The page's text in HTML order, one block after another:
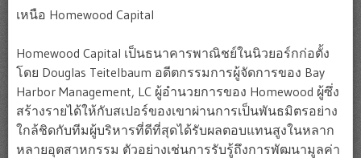
เหนือ Homewood Capital
Homewood Capital เป็นธนาคารพาณิชย์ในนิวยอร์กก่อตั้ง
โดย Douglas Teitelbaum อดีตกรรมการผู้จัดการของ Bay
Harbor Management, LC ผู้อำนวยการของ Homewood ผู้ซึ่ง
สร้างรายได้ให้กับสเปอร์ของเขาผ่านการเป็นพันธมิตรอย่าง
ใกล้ชิดกับทีมผู้บริหารที่ดีที่สุดได้รับผลตอบแทนสูงในหลาก
หลายอุตสาหกรรม ตัวอย่างเช่นการรับรู้ถึงการพัฒนามูลค่า